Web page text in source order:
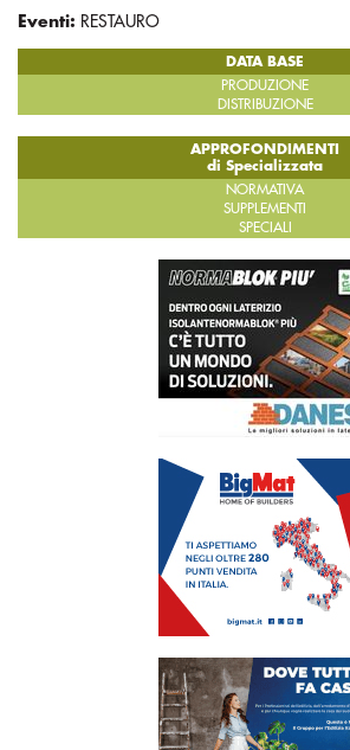
Eventi: RESTAURO
DATA BASE
PRODUZIONE
DISTRIBUZIONE
APPROFONDIMENTI
di Specializzata
NORMATIVA
SUPPLEMENTI
SPECIALI